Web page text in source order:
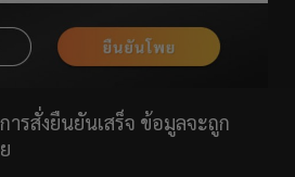
ารสั่งยืนยันเสร็จ ข้อมูลจะถูก